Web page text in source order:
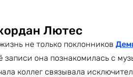
Лютес
не только поклонников
она познакомилась с
коллег связывала